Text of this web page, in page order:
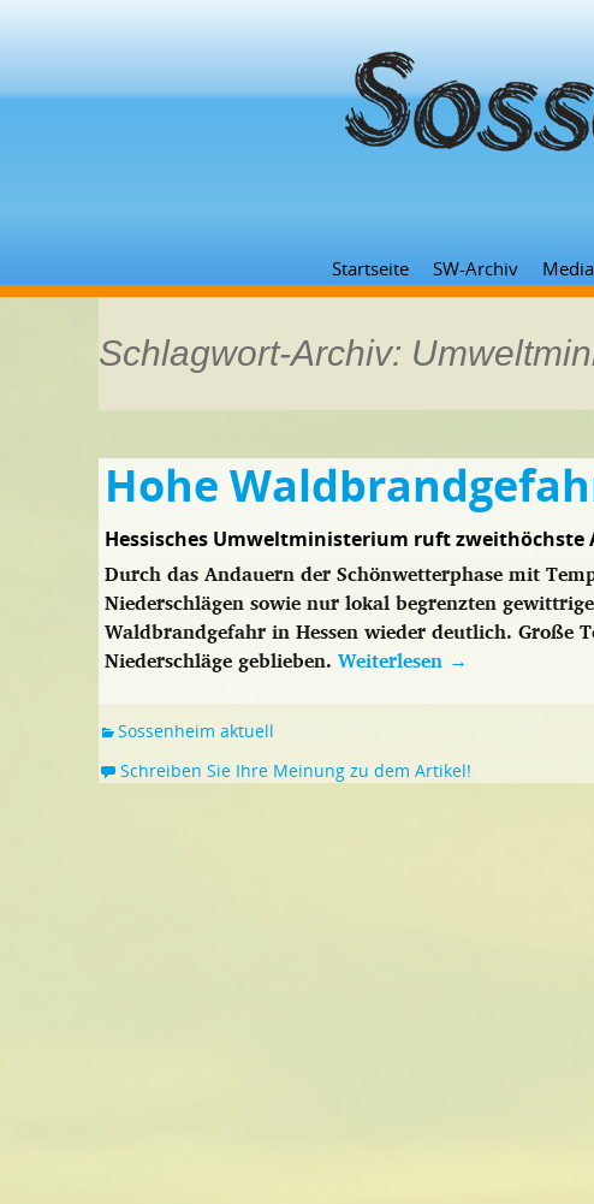
Startseite SW-Archiv
Schlagwort-Archiv:
Hohe
Hessisches Umweltministerium ruft zweithöchste
Durch das Andauern der Schönwetterphase mit
Niederschlägen sowie nur lokal begrenzten
Waldbrandgefahr in Hessen wieder deutlich. Große
Niederschläge geblieben. Weiterlesen →
Sossenheim aktuell
Schreiben Sie Ihre Meinung zu dem Artikel!